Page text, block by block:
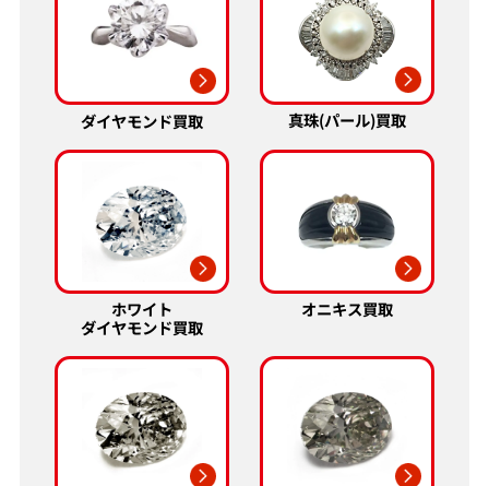
ダイヤモンド買取 真珠(パール)買取
ホワイト
ダイヤモンド買取
オニキス買取